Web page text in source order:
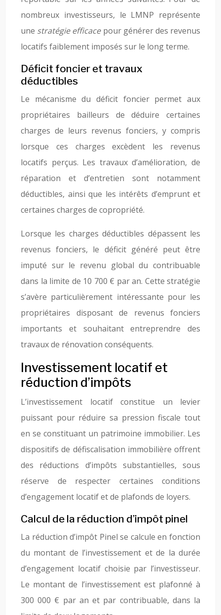
nombreux investisseurs, le LMNP représente
une stratégie efficace pour générer des revenus
locatifs faiblement imposés sur le long terme.
Déficit foncier et travaux
déductibles
Le mécanisme du déficit foncier permet aux
propriétaires bailleurs de déduire certaines
charges de leurs revenus fonciers, y compris
lorsque ces charges excèdent les revenus
locatifs perçus. Les travaux d’amélioration, de
réparation et d’entretien sont notamment
déductibles, ainsi que les intérêts d’emprunt et
certaines charges de copropriété.
Lorsque les charges déductibles dépassent les
revenus fonciers, le déficit généré peut être
imputé sur le revenu global du contribuable
dans la limite de 10 700 € par an. Cette stratégie
s’avère particulièrement intéressante pour les
propriétaires disposant de revenus fonciers
importants et souhaitant entreprendre des
travaux de rénovation conséquents.
Investissement locatif et
réduction d’impôts
L’investissement locatif constitue un levier
puissant pour réduire sa pression fiscale tout
en se constituant un patrimoine immobilier. Les
dispositifs de défiscalisation immobilière offrent
des réductions d’impôts substantielles, sous
réserve de respecter certaines conditions
d’engagement locatif et de plafonds de loyers.
Calcul de la réduction d’impôt pinel
La réduction d’impôt Pinel se calcule en fonction
du montant de l’investissement et de la durée
d’engagement locatif choisie par l’investisseur.
Le montant de l’investissement est plafonné à
300 000 € par an et par contribuable, dans la